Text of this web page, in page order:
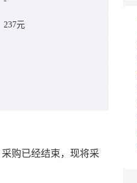
237元
采购已经结束，现将采